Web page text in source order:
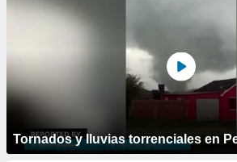
Tornados y lluvias torrenciales en